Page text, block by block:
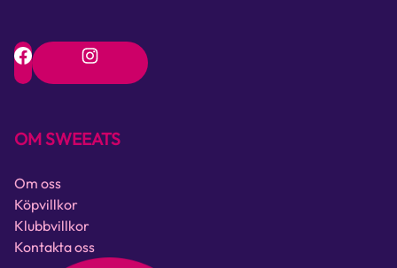
OM SWEEATS
Om oss
Köpvillkor
Klubbvillkor
Kontakta oss